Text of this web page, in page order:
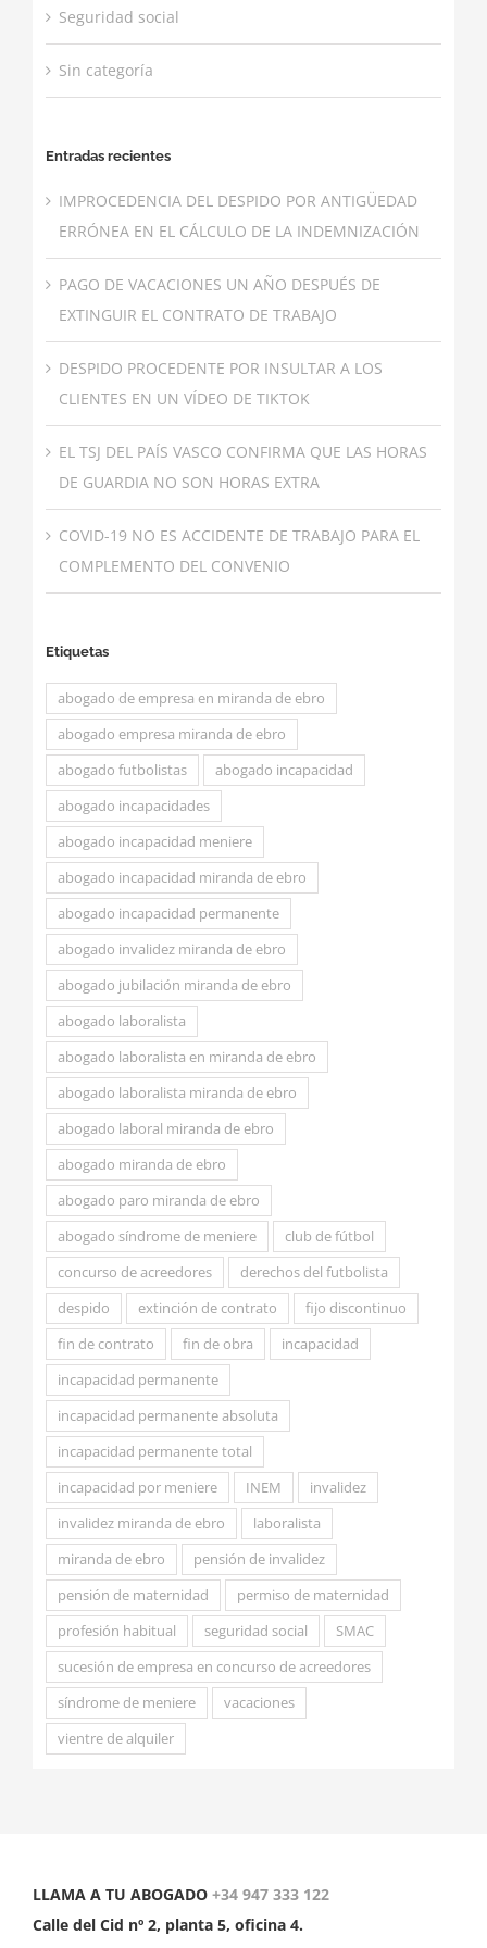
Seguridad social
Sin categoría
Entradas recientes
IMPROCEDENCIA DEL DESPIDO POR ANTIGÜEDAD
ERRÓNEA EN EL CÁLCULO DE LA INDEMNIZACIÓN
PAGO DE VACACIONES UN AÑO DESPUÉS DE
EXTINGUIR EL CONTRATO DE TRABAJO
DESPIDO PROCEDENTE POR INSULTAR A LOS
CLIENTES EN UN VÍDEO DE TIKTOK
EL TSJ DEL PAÍS VASCO CONFIRMA QUE LAS HORAS
DE GUARDIA NO SON HORAS EXTRA
COVID-19 NO ES ACCIDENTE DE TRABAJO PARA EL
COMPLEMENTO DEL CONVENIO
Etiquetas
abogado de empresa en miranda de ebro
abogado empresa miranda de ebro
abogado futbolistas
abogado incapacidad
abogado incapacidades
abogado incapacidad meniere
abogado incapacidad miranda de ebro
abogado incapacidad permanente
abogado invalidez miranda de ebro
abogado jubilación miranda de ebro
abogado laboralista
abogado laboralista en miranda de ebro
abogado laboralista miranda de ebro
abogado laboral miranda de ebro
abogado miranda de ebro
abogado paro miranda de ebro
abogado síndrome de meniere
club de fútbol
concurso de acreedores
derechos del futbolista
despido
extinción de contrato
fijo discontinuo
fin de contrato
fin de obra
incapacidad
incapacidad permanente
incapacidad permanente absoluta
incapacidad permanente total
incapacidad por meniere
INEM
invalidez
invalidez miranda de ebro
laboralista
miranda de ebro
pensión de invalidez
pensión de maternidad
permiso de maternidad
profesión habitual
seguridad social
SMAC
sucesión de empresa en concurso de acreedores
síndrome de meniere
vacaciones
vientre de alquiler
LLAMA A TU ABOGADO +34 947 333 122
Calle del Cid nº 2, planta 5, oficina 4.